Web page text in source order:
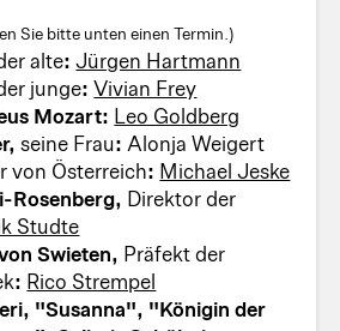
Sie bitte unten einen Termin.)
alte:Jürgen Hartmann
junge:Vivian Frey
Mozart: Leo Goldberg
seine Frau:Alonja Weigert
von Österreich: Michael Jeske
Rosenberg, Direktor der
Studte
Swieten, Präfekt der
: Rico Strempel
"Susanna", "Königin der